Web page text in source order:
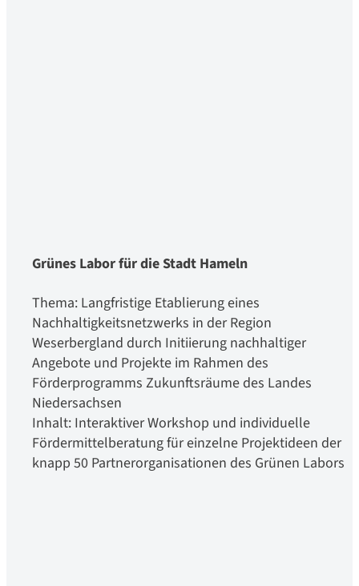
Grünes Labor für die Stadt Hameln
Thema: Langfristige Etablierung eines
Nachhaltigkeitsnetzwerks in der Region
Weserbergland durch Initiierung nachhaltiger
Angebote und Projekte im Rahmen des
Förderprogramms Zukunftsräume des Landes
Niedersachsen
Inhalt: Interaktiver Workshop und individuelle
Fördermittelberatung für einzelne Projektideen der
knapp 50 Partnerorganisationen des Grünen Labors